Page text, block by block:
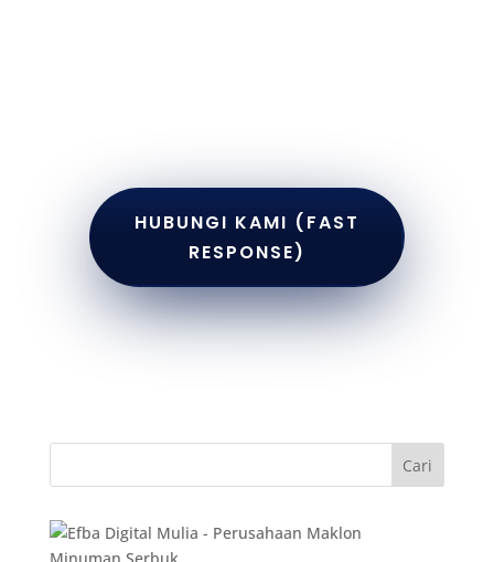
HUBUNGI KAMI (FAST
RESPONSE)
Cari